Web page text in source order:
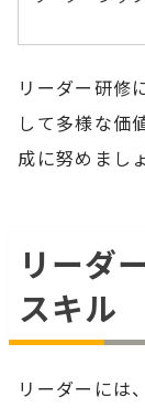
リーダー研修
して多様な価
成に努めまし
リーダ
スキル
リーダーには、